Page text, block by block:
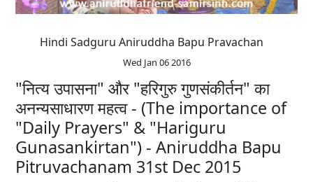
Hindi Sadguru Aniruddha Bapu Pravachan
Wed Jan 06 2016
"नित्य उपासना" और "हरिगुरु गुणसंकीर्तन" का
अनन्यसाधारण महत्व - (The importance of
"Daily Prayers" & "Hariguru
Gunasankirtan") - Aniruddha Bapu
Pitruvachanam 31st Dec 2015